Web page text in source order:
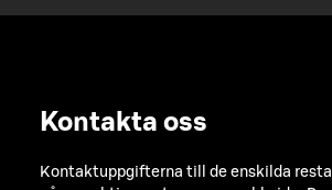
Kontakta oss
Kontaktuppgifterna till de enskilda